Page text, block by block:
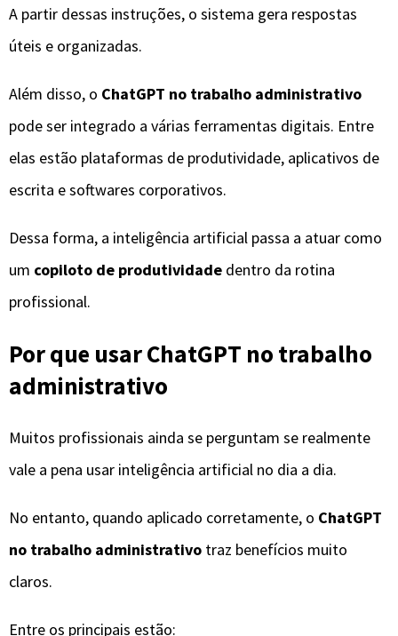
A partir dessas instruções, o sistema gera respostas
úteis e organizadas.
Além disso, o ChatGPT no trabalho administrativo
pode ser integrado a várias ferramentas digitais. Entre
elas estão plataformas de produtividade, aplicativos de
escrita e softwares corporativos.
Dessa forma, a inteligência artificial passa a atuar como
um copiloto de produtividade dentro da rotina
profissional.
Por que usar ChatGPT no trabalho
administrativo
Muitos profissionais ainda se perguntam se realmente
vale a pena usar inteligência artificial no dia a dia.
No entanto, quando aplicado corretamente, o ChatGPT
no trabalho administrativo traz benefícios muito
claros.
Entre os principais estão: